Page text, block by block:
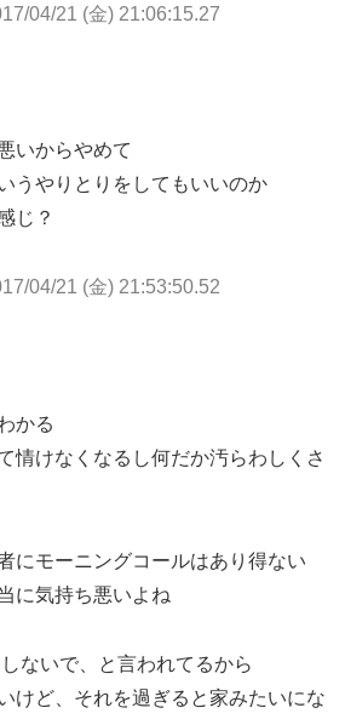
04/21 (金) 21:06:15.27
いからやめて
うやりとりをしてもいいのか
じ？
04/21 (金) 21:53:50.52
かる
情けなくなるし何だか汚らわしくさ
にモーニングコールはあり得ない
に気持ち悪いよね
ないで、と言われてるから
けど、それを過ぎると家みたいにな